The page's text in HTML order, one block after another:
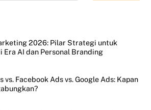
2026: Pilar Strategi untuk
Era AI dan Personal Branding
vs. Facebook Ads vs. Google Ads: Kapan